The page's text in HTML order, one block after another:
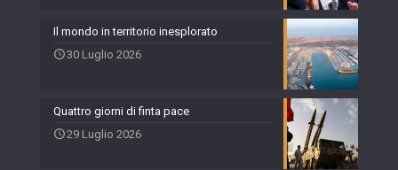
Il mondo in territorio inesplorato
30 Luglio 2026
Quattro giorni di finta pace
29 Luglio 2026